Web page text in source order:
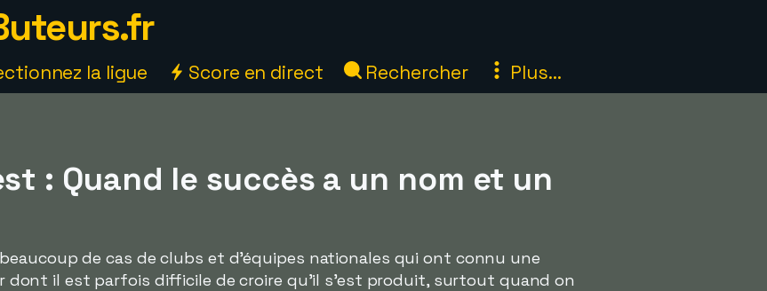
la ligue Score en direct Rechercher Plus...
: Quand le succès a un nom et un
de cas de clubs et d'équipes nationales qui ont connu une
dont il est parfois difficile de croire qu'il s'est produit, surtout quand on